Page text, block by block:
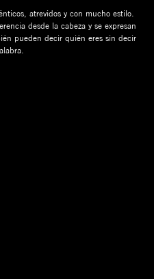
atrevidos y con mucho estilo.
desde la cabeza y se expresan
pueden decir quién eres sin decir